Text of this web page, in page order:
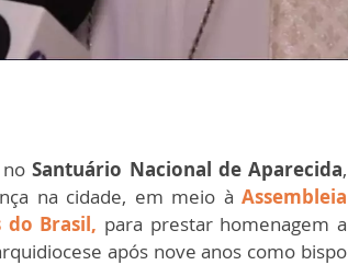
Santuário Nacional de Aparecida,
na cidade, em meio à Assembleia
do Brasil, para prestar homenagem a
após nove anos como bispo